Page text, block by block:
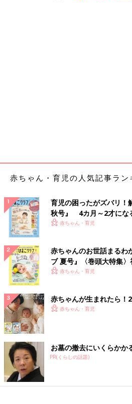
赤ちゃん・育児の人気記事ラン
育児の困ったがズバリ！
秋号』 4カ月～2才にな
いっぱい！
赤ちゃん・育児
赤ちゃんのお世話まるわ
ブ 夏号』〈巻頭大特集
く！ おっぱい・ミルクの
赤ちゃん・育児
赤ちゃんが生まれたら！
赤ちゃん・育児
お墓の撤去にいくらかか
PR(くらしの話題)